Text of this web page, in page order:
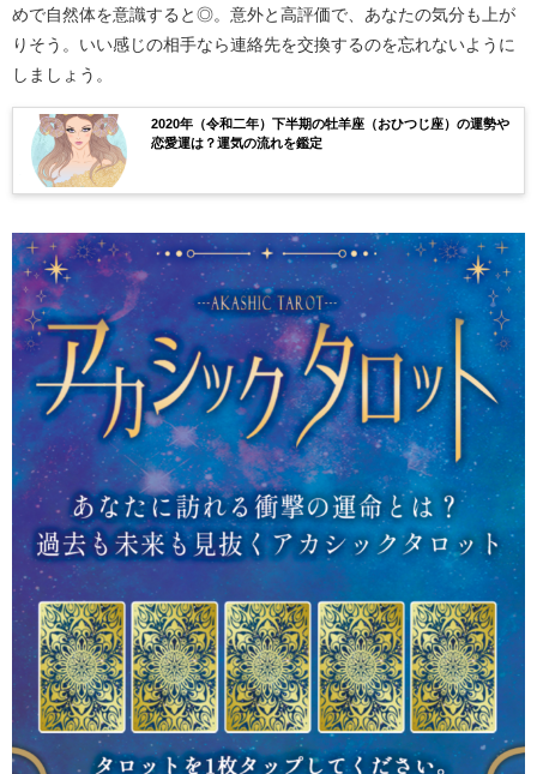
めで自然体を意識すると◎。意外と高評価で、あなたの気分も上が
りそう。いい感じの相手なら連絡先を交換するのを忘れないように
しましょう。
2020年（令和二年）下半期の牡羊座（おひつじ座）の運勢や
恋愛運は？運気の流れを鑑定